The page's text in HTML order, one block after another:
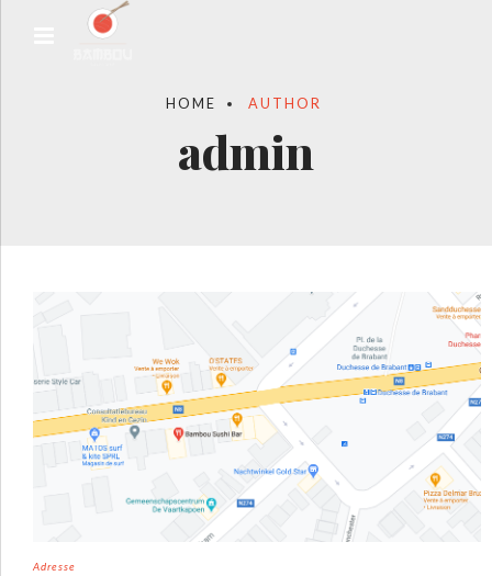
HOME AUTHOR
admin
Adresse